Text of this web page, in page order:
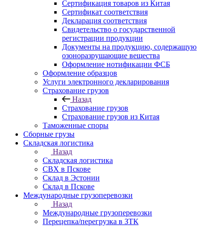
Сертификация товаров из Китая
Сертификат соответствия
Декларация соответствия
Свидетельство о государственной
регистрации продукции
Документы на продукцию, содержащую
озоноразрушающие вещества
Оформление нотификации ФСБ
Оформление образцов
Услуги электронного декларирования
Страхование грузов
Назад
Страхование грузов
Страхование грузов из Китая
Таможенные споры
Сборные грузы
Складская логистика
Назад
Складская логистика
СВХ в Пскове
Склад в Эстонии
Склад в Пскове
Международные грузоперевозки
Назад
Международные грузоперевозки
Перецепка/перегрузка в ЗТК